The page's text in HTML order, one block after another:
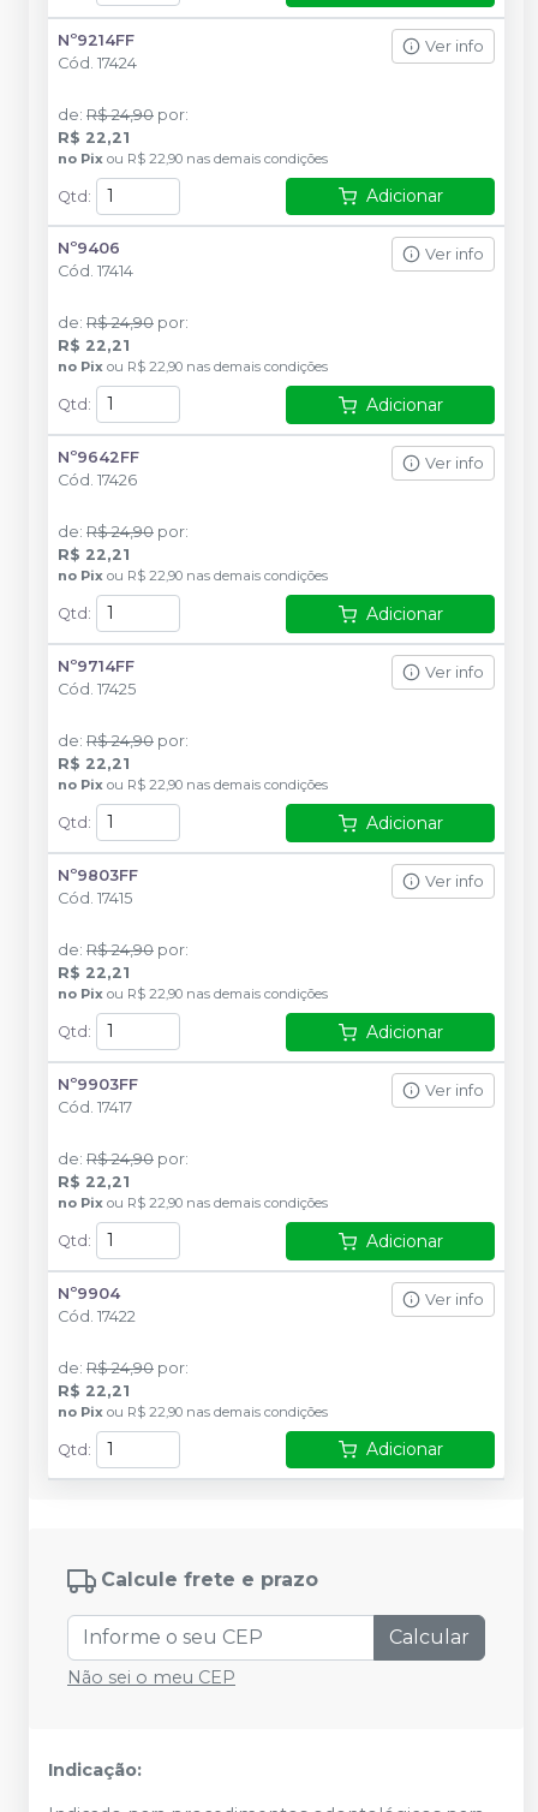
Nº9214FF
Cód. 17424
Ver info
de: R$ 24,90 por:
R$ 22,21
no Pix ou R$ 22,90 nas demais condições
Qtd: Adicionar
Nº9406
Cód. 17414
Ver info
de: R$ 24,90 por:
R$ 22,21
no Pix ou R$ 22,90 nas demais condições
Qtd : Adicionar
Nº9642FF
Cód. 17426
Ver info
de: R$ 24,90 por:
R$ 22,21
no Pix ou R$ 22,90 nas demais condições
Qtd : Adicionar
Nº9714FF
Cód. 17425
Ver info
de: R$ 24,90 por:
R$ 22,21
no Pix ou R$ 22,90 nas demais condições
Qtd : Adicionar
Nº9803FF
Cód. 17415
Ver info
de: R$ 24,90 por:
R$ 22,21
no Pix ou R$ 22,90 nas demais condições
Qtd : Adicionar
Nº9903FF
Cód. 17417
Ver info
de: R$ 24,90 por:
R$ 22,21
no Pix ou R$ 22,90 nas demais condições
Qtd : Adicionar
Nº9904
Cód. 17422
Ver info
de: R$ 24,90 por:
R$ 22,21
no Pix ou R$ 22,90 nas demais condições
Qtd: Adicionar
Calcule frete e prazo
Calcular
Não sei o meu CEP
Indicação: